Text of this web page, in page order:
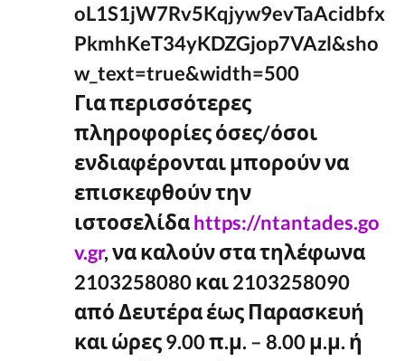
oL1S1jW7Rv5Kqjyw9evTaAcidbfx
PkmhKeT34yKDZGjop7VAzl&sho
w_text=true&width=500
Για περισσότερες
πληροφορίες όσες/όσοι
ενδιαφέρονται μπορούν να
επισκεφθούν την
ιστοσελίδαhttps://ntantades.go
v.gr, να καλούν στα τηλέφωνα
2103258080 και 2103258090
από Δευτέρα έως Παρασκευή
και ώρες 9.00 π.μ. – 8.00 μ.μ. ή